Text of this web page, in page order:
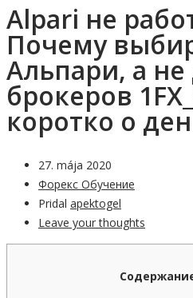
Alpari не
Почему
Альпари, а не
брокеров
коротко о
27. mája 2020
Форекс Обучение
Pridal apektogel
Leave your thoughts